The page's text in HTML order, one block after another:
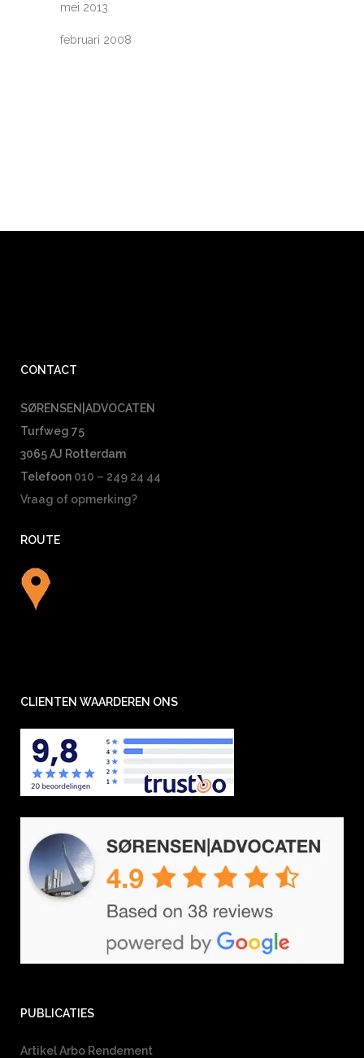
mei 2013
februari 2008
CONTACT
SØRENSEN|ADVOCATEN
Turfweg 75
3065 AJ Rotterdam
Telefoon 010 – 249 24 44
Vraag of opmerking?
ROUTE
CLIENTEN WAARDEREN ONS
PUBLICATIES
Artikel Arbo Rendement